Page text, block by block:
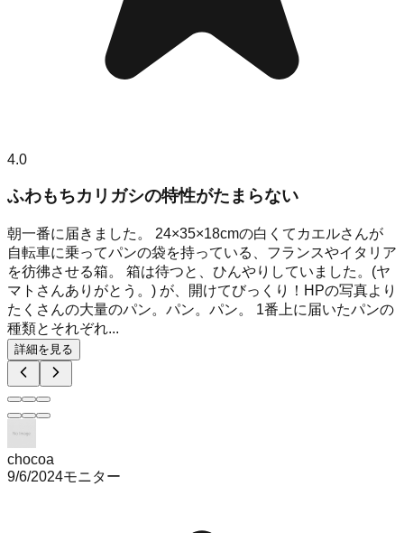
4.0
ふわもちカリガシの特性がたまらない
朝一番に届きました。 24×35×18cmの白くてカエルさんが
自転車に乗ってパンの袋を持っている、フランスやイタリア
を彷彿させる箱。 箱は待つと、ひんやりしていました。(ヤ
マトさんありがとう。) が、開けてびっくり！HPの写真より
たくさんの大量のパン。パン。パン。 1番上に届いたパンの
種類とそれぞれ...
詳細を見る
chocoa
9/6/2024モニター